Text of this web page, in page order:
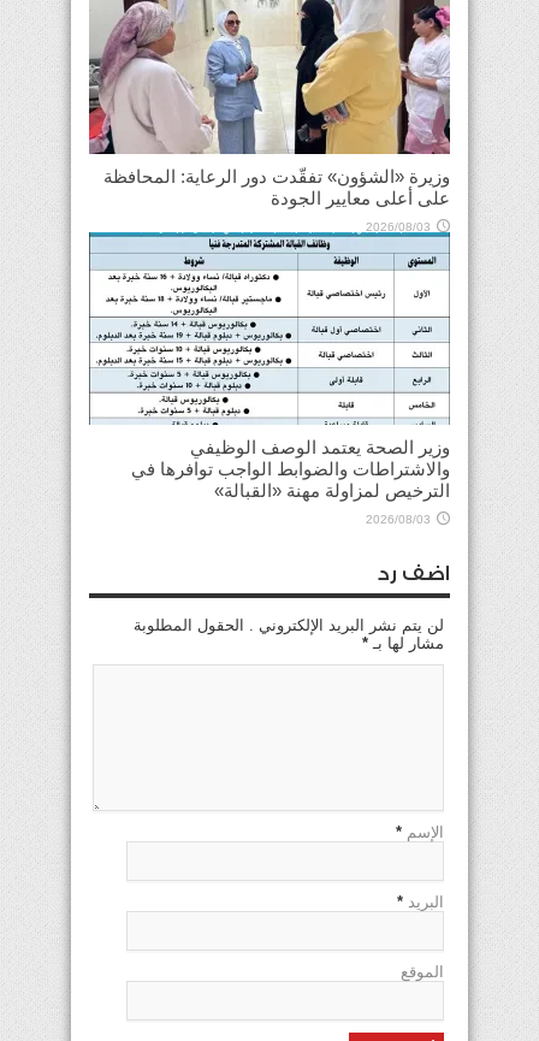
وزيرة «الشؤون» تفقّدت دور الرعاية: المحافظة
على أعلى معايير الجودة
2026/08/03
وزير الصحة يعتمد الوصف الوظيفي
والاشتراطات والضوابط الواجب توافرها في
الترخيص لمزاولة مهنة «القبالة»
2026/08/03
اضف رد
لن يتم نشر البريد الإلكتروني . الحقول المطلوبة
مشار لها بـ *
الإسم *
البريد *
الموقع